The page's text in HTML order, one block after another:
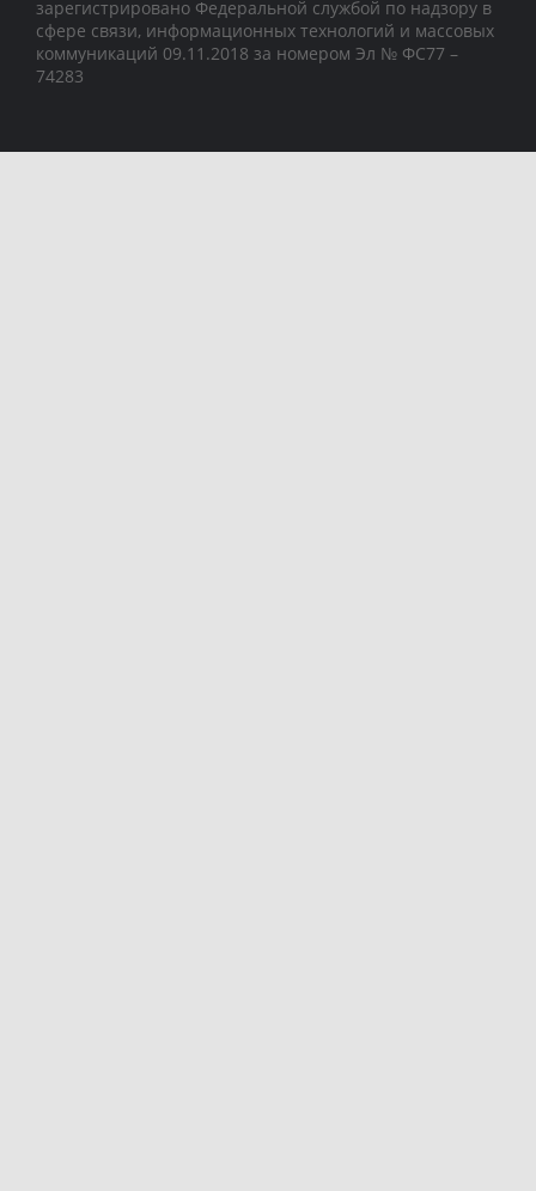
зарегистрировано Федеральной службой по надзору в
сфере связи, информационных технологий и массовых
коммуникаций 09.11.2018 за номером Эл № ФС77 –
74283